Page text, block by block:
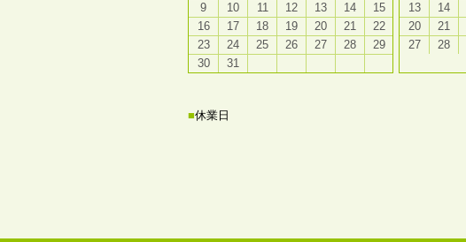
9
10 11 12 13 14
15
16
17 18 19 20 21
22
23
24 25 26 27 28
29
30
31
13
14
20
21
27
28
■休業日